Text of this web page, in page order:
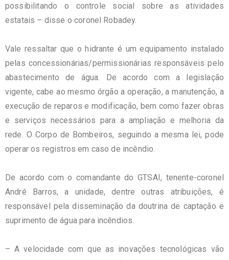
possibilitando o controle social sobre as atividades
estatais – disse o coronel Robadey.
Vale ressaltar que o hidrante é um equipamento instalado
pelas concessionárias/permissionárias responsáveis pelo
abastecimento de água. De acordo com a legislação
vigente, cabe ao mesmo órgão a operação, a manutenção, a
execução de reparos e modificação, bem como fazer obras
e serviços necessários para a ampliação e melhoria da
rede. O Corpo de Bombeiros, seguindo a mesma lei, pode
operar os registros em caso de incêndio.
De acordo com o comandante do GTSAI, tenente-coronel
André Barros, a unidade, dentre outras atribuições, é
responsável pela disseminação da doutrina de captação e
suprimento de água para incêndios.
– A velocidade com que as inovações tecnológicas vão